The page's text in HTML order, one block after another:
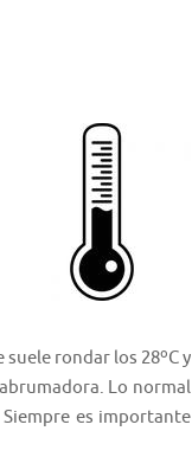
rondar los 28ºC y
Lo normal
es importante